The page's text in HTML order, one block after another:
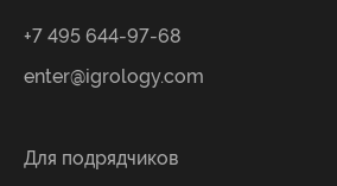
+7 495 644-97-68
enter@igrology.com
Для подрядчиков